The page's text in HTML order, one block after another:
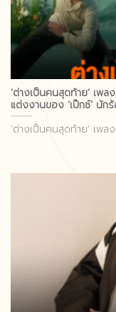
‘ต่างเป็นคนสุดท้าย’ เพล
แต่งงานของ ‘เป๊กซ์’ นัก
‘ต่างเป็นคนสุดท้าย’ เพ